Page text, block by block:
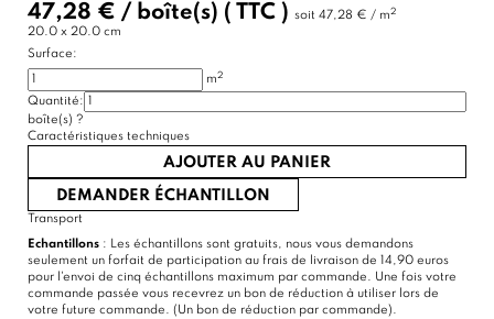
47,28 € / boîte(s) ( TTC ) soit 47,28 € / m2
20.0 x 20.0 cm
Surface:
m2
Quantité:
boîte(s) ?
Caractéristiques techniques
AJOUTER AU PANIER
DEMANDER ÉCHANTILLON
Transport
Echantillons : Les échantillons sont gratuits, nous vous demandons
seulement un forfait de participation au frais de livraison de 14,90 euros
pour l'envoi de cinq échantillons maximum par commande. Une fois votre
commande passée vous recevrez un bon de réduction à utiliser lors de
votre future commande. (Un bon de réduction par commande).